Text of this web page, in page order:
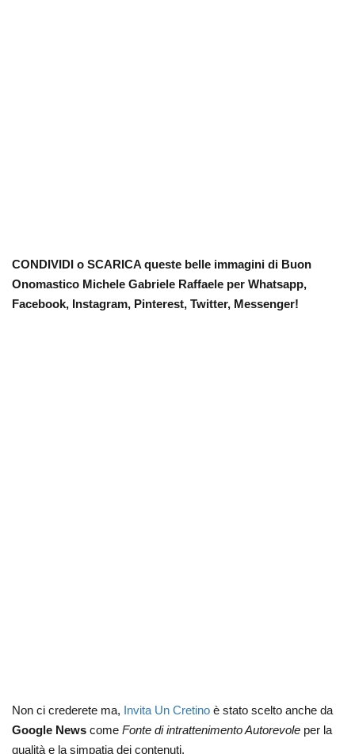
CONDIVIDI o SCARICA queste belle immagini di Buon
Onomastico Michele Gabriele Raffaele per Whatsapp,
Facebook, Instagram, Pinterest, Twitter, Messenger!
Non ci crederete ma, Invita Un Cretino è stato scelto anche da
Google News come Fonte di intrattenimento Autorevole per la
qualità e la simpatia dei contenuti.